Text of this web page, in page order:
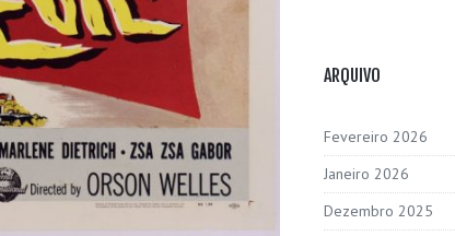
ARQUIVO
Fevereiro 2026
Janeiro 2026
Dezembro 2025